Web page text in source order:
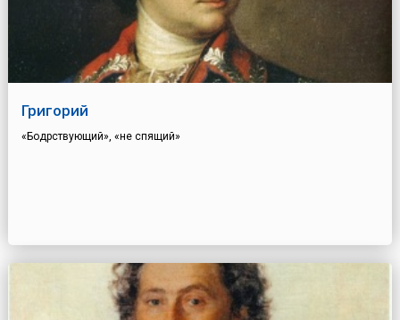
Григорий
«Бодрствующий», «не спящий»